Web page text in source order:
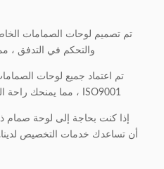
تم تصميم لوحات الصمامات
والتحكم في التدفق ،
تم اعتماد جميع لوحات
ISO9001 ، مما يمنحك راحة البال بأنك تحصل على منتج ممتاز.
إذا كنت بحاجة إلى لوحة صمام
أن تساعدك خدمات التخصيص